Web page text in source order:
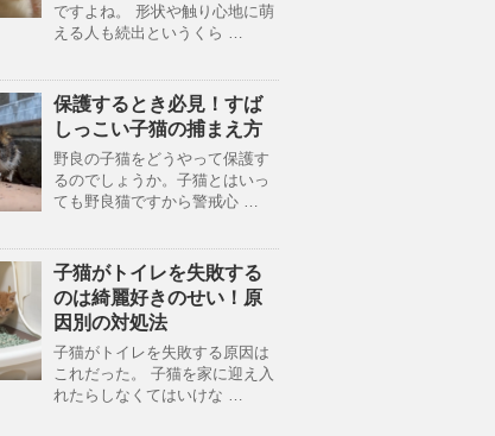
ですよね。 形状や触り心地に萌
える人も続出というくら …
保護するとき必見！すば
しっこい子猫の捕まえ方
野良の子猫をどうやって保護す
るのでしょうか。子猫とはいっ
ても野良猫ですから警戒心 …
子猫がトイレを失敗する
のは綺麗好きのせい！原
因別の対処法
子猫がトイレを失敗する原因は
これだった。 子猫を家に迎え入
れたらしなくてはいけな …